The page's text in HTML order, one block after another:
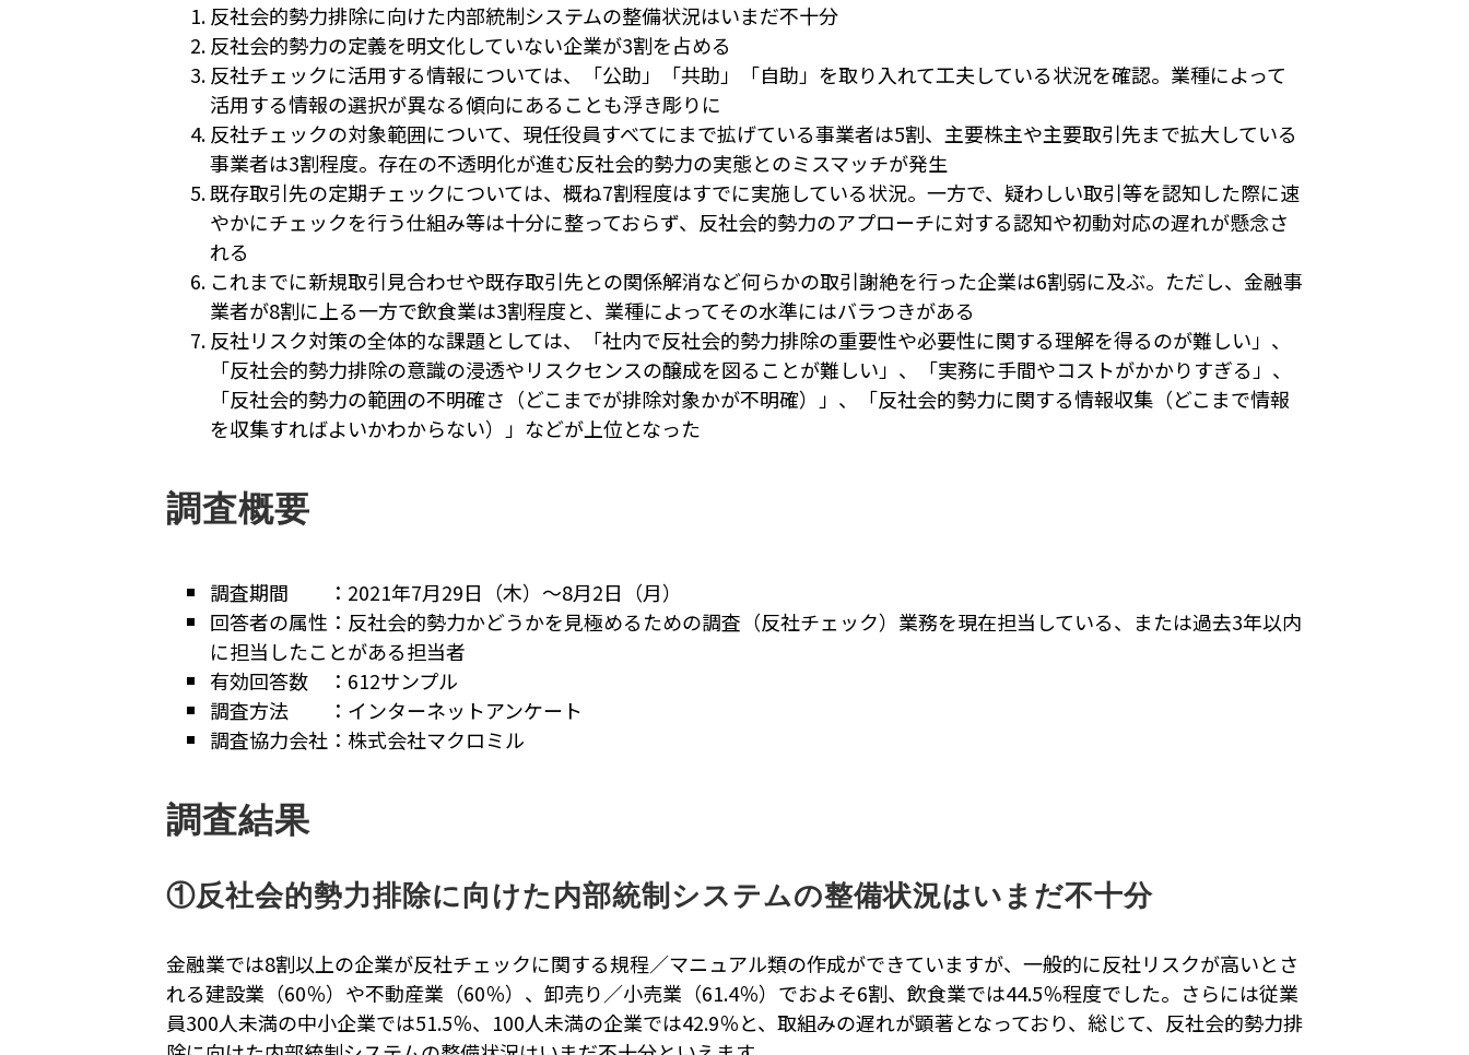
反社会的勢力排除に向けた内部統制システムの整備状況はいまだ不十分
反社会的勢力の定義を明文化していない企業が3割を占める
反社チェックに活用する情報については、「公助」「共助」「自助」を取り入れて工夫している状況を確認。業種によって
活用する情報の選択が異なる傾向にあることも浮き彫りに
反社チェックの対象範囲について、現任役員すべてにまで拡げている事業者は5割、主要株主や主要取引先まで拡大している
事業者は3割程度。存在の不透明化が進む反社会的勢力の実態とのミスマッチが発生
既存取引先の定期チェックについては、概ね7割程度はすでに実施している状況。一方で、疑わしい取引等を認知した際に速
やかにチェックを行う仕組み等は十分に整っておらず、反社会的勢力のアプローチに対する認知や初動対応の遅れが懸念さ
れる
これまでに新規取引見合わせや既存取引先との関係解消など何らかの取引謝絶を行った企業は6割弱に及ぶ。ただし、金融事
業者が8割に上る一方で飲食業は3割程度と、業種によってその水準にはバラつきがある
反社リスク対策の全体的な課題としては、「社内で反社会的勢力排除の重要性や必要性に関する理解を得るのが難しい」、
「反社会的勢力排除の意識の浸透やリスクセンスの醸成を図ることが難しい」、「実務に手間やコストがかかりすぎる」、
「反社会的勢力の範囲の不明確さ（どこまでが排除対象かが不明確）」、「反社会的勢力に関する情報収集（どこまで情報
を収集すればよいかわからない）」などが上位となった
調査概要
調査期間 ：2021年7月29日（木）～8月2日（月）
回答者の属性：反社会的勢力かどうかを見極めるための調査（反社チェック）業務を現在担当している、または過去3年以内
に担当したことがある担当者
有効回答数 ：612サンプル
調査方法 ：インターネットアンケート
調査協力会社：株式会社マクロミル
調査結果
①反社会的勢力排除に向けた内部統制システムの整備状況はいまだ不十分
金融業では8割以上の企業が反社チェックに関する規程／マニュアル類の作成ができていますが、一般的に反社リスクが高いとさ
れる建設業（60％）や不動産業（60％）、卸売り／小売業（61.4％）でおよそ6割、飲食業では44.5％程度でした。さらには従業
員300人未満の中小企業では51.5％、100人未満の企業では42.9％と、取組みの遅れが顕著となっており、総じて、反社会的勢力排